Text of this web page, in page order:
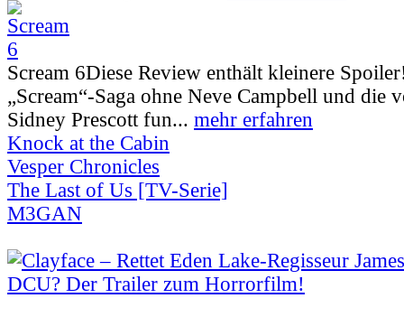
Scream 6Diese Review enthält kleinere
„Scream“-Saga ohne Neve Campbell und die
Sidney Prescott fun... mehr erfahren
Knock at the Cabin
Vesper Chronicles
The Last of Us [TV-Serie]
M3GAN